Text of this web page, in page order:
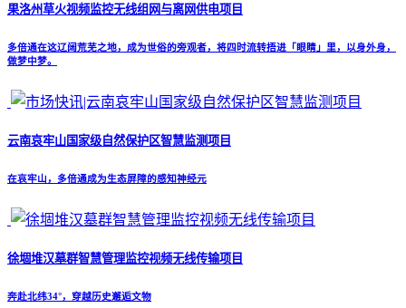
果洛州草火视频监控无线组网与离网供电项目
多倍通在这辽阔荒芜之地，成为世俗的旁观者，将四时流转捂进「眼睛」里，以身外身，
做梦中梦。
云南哀牢山国家级自然保护区智慧监测项目
在哀牢山，多倍通成为生态屏障的感知神经元
徐堌堆汉墓群智慧管理监控视频无线传输项目
奔赴北纬34°，穿越历史邂逅文物